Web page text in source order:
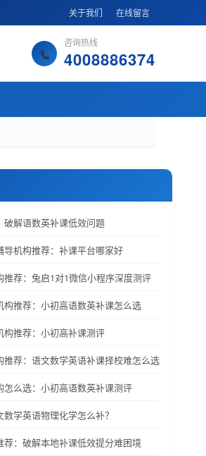
关于我们 在线留言
咨询热线
4008886374
解语数英补课低效问题
机构推荐：补课平台哪家好
荐：兔启1对1微信小程序深度测评
推荐：小初高语数英补课怎么选
推荐：小初高补课测评
荐：语文数学英语补课择校难怎么选
么选：小初高语数英补课测评
学英语物理化学怎么补？
：破解本地补课低效提分难困境